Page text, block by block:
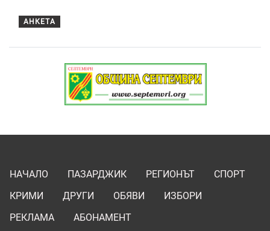
АНКЕТА
НАЧАЛО ПАЗАРДЖИК РЕГИОНЪТ
СПОРТ
КРИМИ
ДРУГИ ОБЯВИ
ИЗБОРИ
РЕКЛАМА
АБОНАМЕНТ